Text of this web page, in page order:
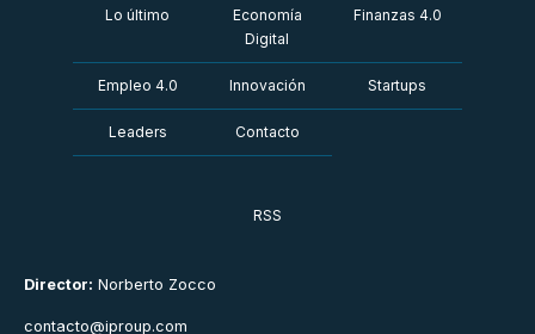
Director: Norberto Zocco
contacto@iproup.com
Lo último
Economía
Digital
Finanzas 4.0
Empleo 4.0 Innovación Startups
Leaders Contacto
RSS